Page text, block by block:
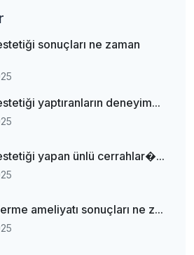
sonuçları ne zaman
yaptıranların deneyim...
yapan ünlü cerrahlar�...
ameliyatı sonuçları ne z...